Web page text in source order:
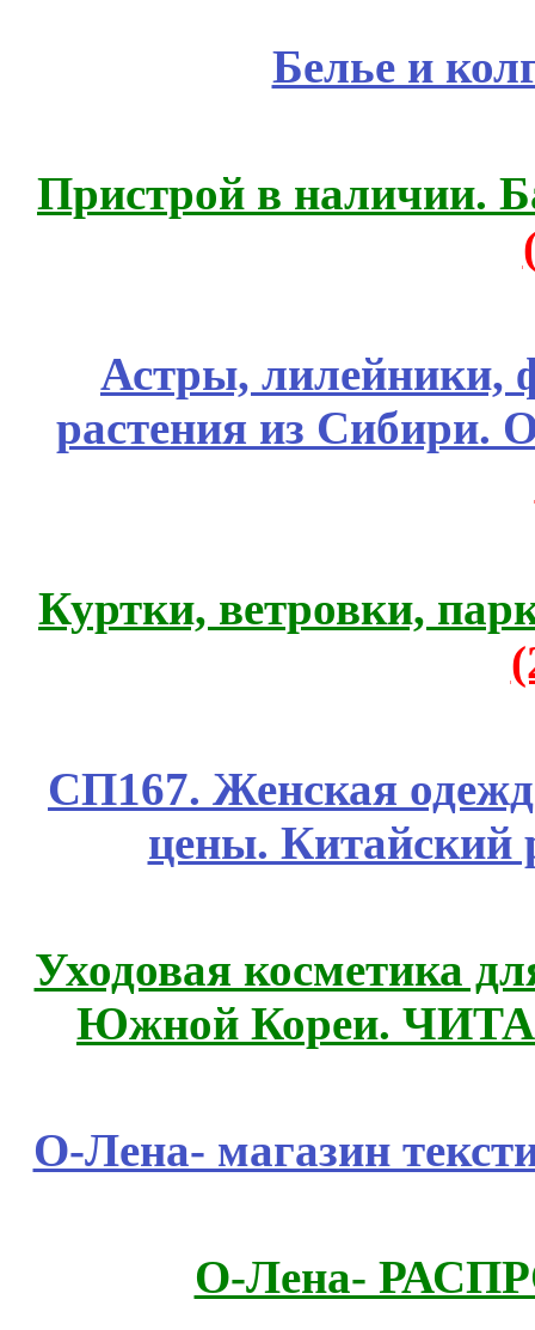
Белье и
Пристрой в наличии.
Астры, лилейники,
растения из Сибири.
Куртки, ветровки,
СП167. Женская
цены. Китайский
Уходовая косметика
Южной Кореи.
О-Лена- магазин
О-Лена-